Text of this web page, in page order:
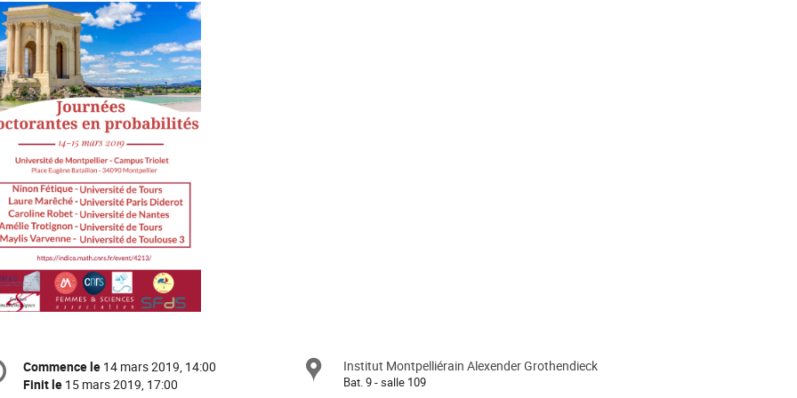
Date/Heure
Commence le 14 mars 2019, 14:00
Finit le 15 mars 2019, 17:00
Site
Institut Montpelliérain Alexender Grothendieck
Bat. 9 - salle 109